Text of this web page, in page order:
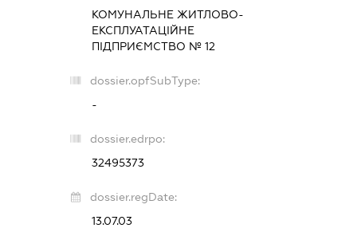
КОМУНАЛЬНЕ ЖИТЛОВО-
ЕКСПЛУАТАЦІЙНЕ
ПІДПРИЄМСТВО № 12
dossier.opfSubType:
-
dossier.edrpo:
32495373
dossier.regDate:
13.07.03